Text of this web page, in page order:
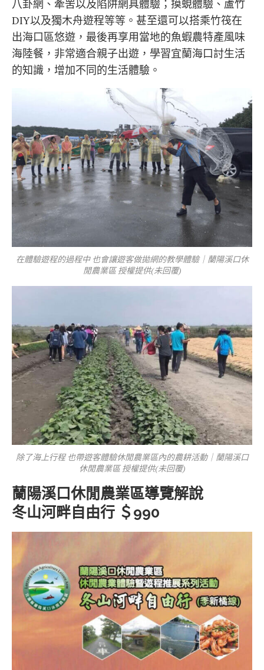
八卦網、牽罟以及陷阱網具體驗；摸蜆體驗、蘆竹
DIY以及獨木舟遊程等等。甚至還可以搭乘竹筏在
出海口區悠遊，最後再享用當地的魚蝦農特產風味
海陸餐，非常適合親子出遊，學習宜蘭海口討生活
的知識，增加不同的生活體驗。
在體驗遊程的過程中 也會讓遊客做拋網的教學體驗｜蘭陽溪口休
閒農業區 授權提供(未回覆)
除了海上行程 也帶遊客體驗休閒農業區內的農耕活動｜蘭陽溪口
休閒農業區 授權提供(未回覆)
蘭陽溪口休閒農業區導覽解說
冬山河畔自由行 ＄990